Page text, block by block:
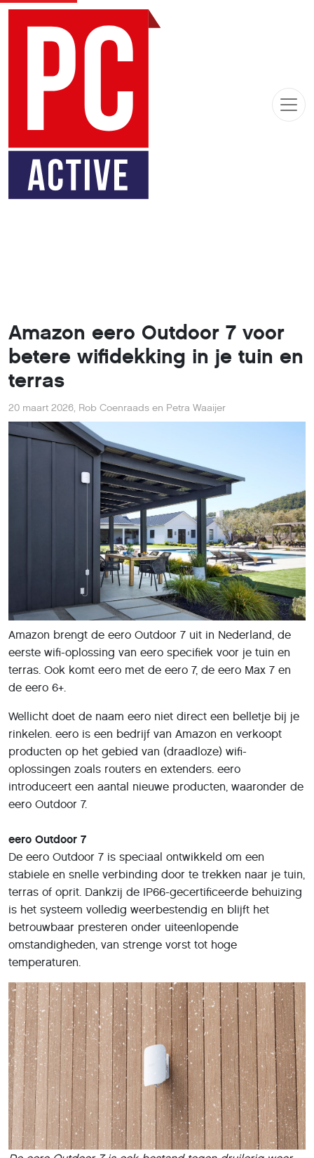
Amazon eero Outdoor 7 voor
betere wifidekking in je tuin en
terras
20 maart 2026, Rob Coenraads en Petra Waaijer
Amazon brengt de eero Outdoor 7 uit in Nederland, de
eerste wifi-oplossing van eero specifiek voor je tuin en
terras. Ook komt eero met de eero 7, de eero Max 7 en
de eero 6+.
Wellicht doet de naam eero niet direct een belletje bij je
rinkelen. eero is een bedrijf van Amazon en verkoopt
producten op het gebied van (draadloze) wifi-
oplossingen zoals routers en extenders. eero
introduceert een aantal nieuwe producten, waaronder de
eero Outdoor 7.
eero Outdoor 7
De eero Outdoor 7 is speciaal ontwikkeld om een
stabiele en snelle verbinding door te trekken naar je tuin,
terras of oprit. Dankzij de IP66-gecertificeerde behuizing
is het systeem volledig weerbestendig en blijft het
betrouwbaar presteren onder uiteenlopende
omstandigheden, van strenge vorst tot hoge
temperaturen.